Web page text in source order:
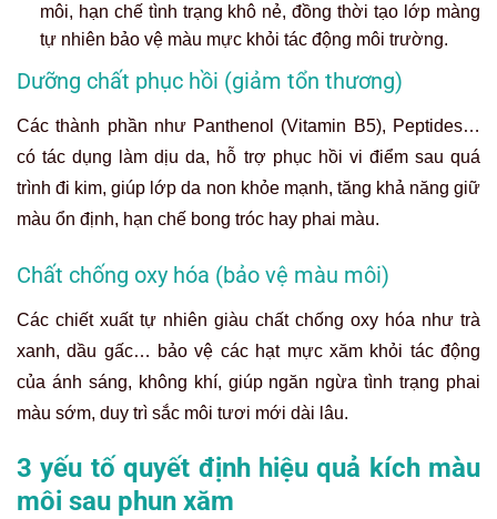
môi, hạn chế tình trạng khô nẻ, đồng thời tạo lớp màng
tự nhiên bảo vệ màu mực khỏi tác động môi trường.
Dưỡng chất phục hồi (giảm tổn thương)
Các thành phần như Panthenol (Vitamin B5), Peptides…
có tác dụng làm dịu da, hỗ trợ phục hồi vi điểm sau quá
trình đi kim, giúp lớp da non khỏe mạnh, tăng khả năng giữ
màu ổn định, hạn chế bong tróc hay phai màu.
Chất chống oxy hóa (bảo vệ màu môi)
Các chiết xuất tự nhiên giàu chất chống oxy hóa như trà
xanh, dầu gấc… bảo vệ các hạt mực xăm khỏi tác động
của ánh sáng, không khí, giúp ngăn ngừa tình trạng phai
màu sớm, duy trì sắc môi tươi mới dài lâu.
3 yếu tố quyết định hiệu quả kích màu
môi sau phun xăm